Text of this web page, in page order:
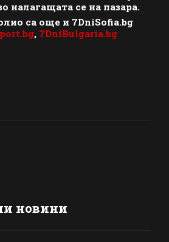
налагащата се на пазара.
са още и 7DniSofia.bg
, 7DniBulgaria.bg
новини